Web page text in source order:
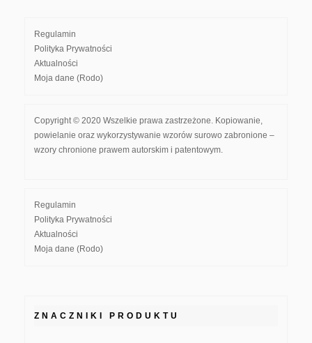
Regulamin
Polityka Prywatności
Aktualności
Moja dane (Rodo)
Copyright © 2020 Wszelkie prawa zastrzeżone. Kopiowanie,
powielanie oraz wykorzystywanie wzorów surowo zabronione –
wzory chronione prawem autorskim i patentowym.
Regulamin
Polityka Prywatności
Aktualności
Moja dane (Rodo)
ZNACZNIKI PRODUKTU